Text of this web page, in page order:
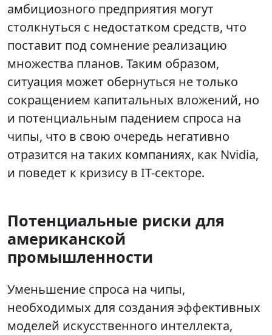
амбициозного предприятия могут
столкнуться с недостатком средств, что
поставит под сомнение реализацию
множества планов. Таким образом,
ситуация может обернуться не только
сокращением капитальных вложений, но
и потенциальным падением спроса на
чипы, что в свою очередь негативно
отразится на таких компаниях, как Nvidia,
и поведет к кризису в IT-секторе.
Потенциальные риски для
американской
промышленности
Уменьшение спроса на чипы,
необходимых для создания эффективных
моделей искусственного интеллекта,